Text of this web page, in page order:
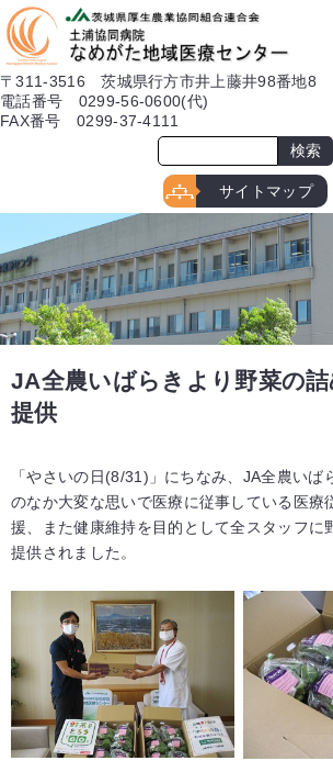
本文へ
〒311-3516 茨城県行方市井上藤井98番地8
電話番号 0299-56-0600(代)
FAX番号 0299-37-4111
サイトマップ
JA全農いばらきより野菜の
提供
「やさいの日(8/31)」にちなみ、JA全農いば
のなか大変な思いで医療に従事している医療
援、また健康維持を目的として全スタッフに
提供されました。